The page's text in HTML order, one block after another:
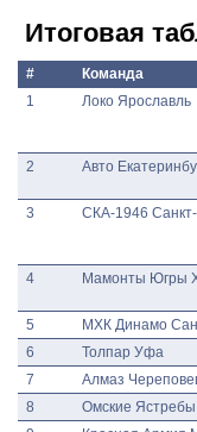
Итоговая
#
Команда
1
Локо Ярославль
2 Авто
3 СКА-1946
4 Мамонты Югры
5
МХК Динамо
6
Толпар Уфа
7
Алмаз
8
Омские